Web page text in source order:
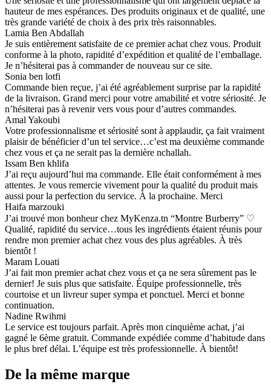
hauteur de mes espérances. Des produits originaux et de qualité, une
très grande variété de choix à des prix très raisonnables.
Lamia Ben Abdallah
Je suis entièrement satisfaite de ce premier achat chez vous. Produit
conforme à la photo, rapidité d’expédition et qualité de l’emballage.
Je n’hésiterai pas à commander de nouveau sur ce site.
Sonia ben lotfi
Commande bien reçue, j’ai été agréablement surprise par la rapidité
de la livraison. Grand merci pour votre amabilité et votre sériosité. Je
n’hésiterai pas à revenir vers vous pour d’autres commandes.
Amal Yakoubi
Votre professionnalisme et sériosité sont à applaudir, ça fait vraiment
plaisir de bénéficier d’un tel service…c’est ma deuxième commande
chez vous et ça ne serait pas la dernière nchallah.
Issam Ben khlifa
J’ai reçu aujourd’hui ma commande. Elle était conformément à mes
attentes. Je vous remercie vivement pour la qualité du produit mais
aussi pour la perfection du service. À la prochaine. Merci
Haifa marzouki
J’ai trouvé mon bonheur chez MyKenza.tn “Montre Burberry” ♡
Qualité, rapidité du service…tous les ingrédients étaient réunis pour
rendre mon premier achat chez vous des plus agréables. À très
bientôt !
Maram Louati
J’ai fait mon premier achat chez vous et ça ne sera sûrement pas le
dernier! Je suis plus que satisfaite. Équipe professionnelle, très
courtoise et un livreur super sympa et ponctuel. Merci et bonne
continuation.
Nadine Rwihmi
Le service est toujours parfait. Après mon cinquième achat, j’ai
gagné le 6ème gratuit. Commande expédiée comme d’habitude dans
le plus bref délai. L’équipe est très professionnelle. À bientôt!
De la même marque